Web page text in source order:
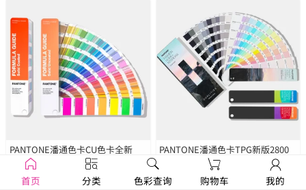
PANTONE潘通色卡CU色卡全新
2390色
￥1250
PANTONE潘通色卡TPG新版2800
FHIP110C
￥1679
首页 分类 色彩查询 购物车 我的